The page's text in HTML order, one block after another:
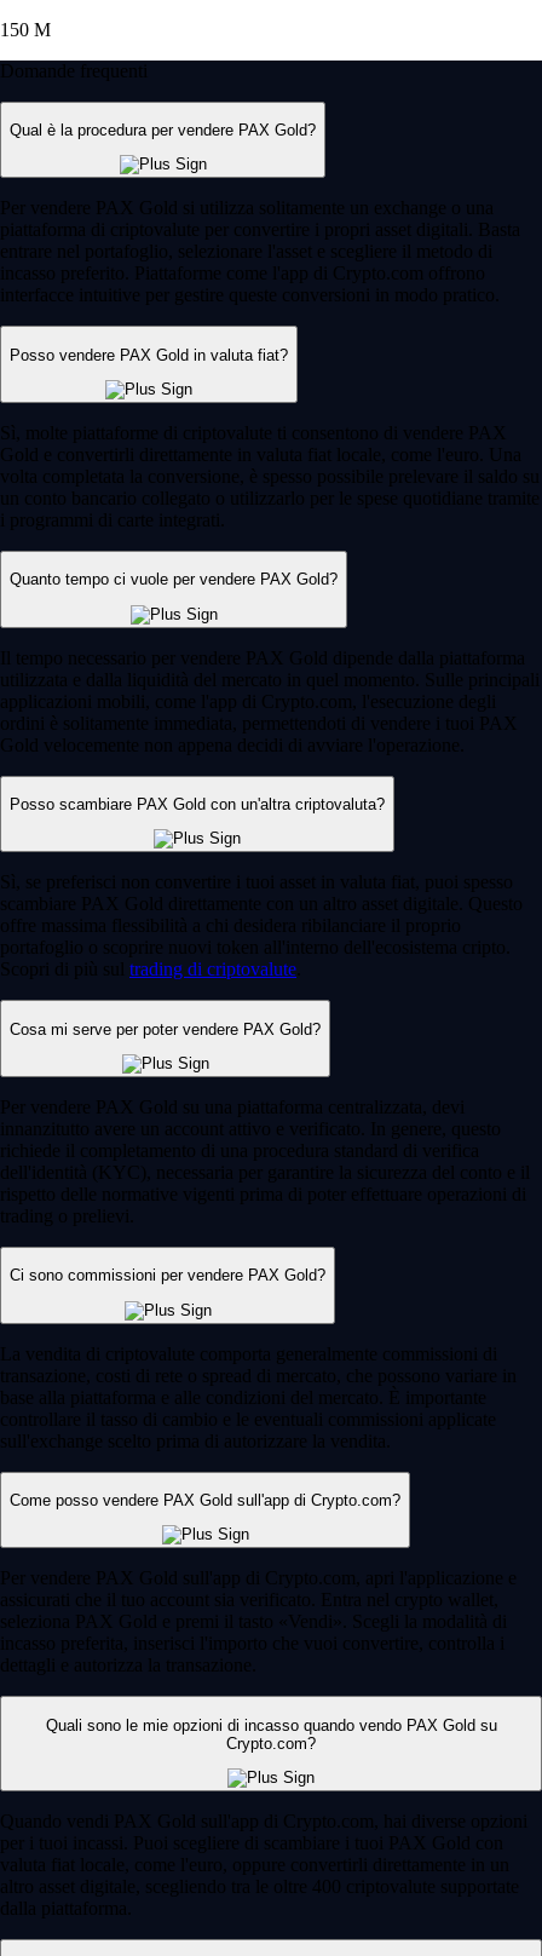
150 M
Domande frequenti
Qual è la procedura per vendere PAX Gold?
Per vendere PAX Gold si utilizza solitamente un exchange o una
piattaforma di criptovalute per convertire i propri asset digitali. Basta
entrare nel portafoglio, selezionare l'asset e scegliere il metodo di
incasso preferito. Piattaforme come l'app di Crypto.com offrono
interfacce intuitive per gestire queste conversioni in modo pratico.
Posso vendere PAX Gold in valuta fiat?
Sì, molte piattaforme di criptovalute ti consentono di vendere PAX
Gold e convertirli direttamente in valuta fiat locale, come l'euro. Una
volta completata la conversione, è spesso possibile prelevare il saldo su
un conto bancario collegato o utilizzarlo per le spese quotidiane tramite
i programmi di carte integrati.
Quanto tempo ci vuole per vendere PAX Gold?
Il tempo necessario per vendere PAX Gold dipende dalla piattaforma
utilizzata e dalla liquidità del mercato in quel momento. Sulle principali
applicazioni mobili, come l'app di Crypto.com, l'esecuzione degli
ordini è solitamente immediata, permettendoti di vendere i tuoi PAX
Gold velocemente non appena decidi di avviare l'operazione.
Posso scambiare PAX Gold con un'altra criptovaluta?
Sì, se preferisci non convertire i tuoi asset in valuta fiat, puoi spesso
scambiare PAX Gold direttamente con un altro asset digitale. Questo
offre massima flessibilità a chi desidera ribilanciare il proprio
portafoglio o scoprire nuovi token all'interno dell'ecosistema cripto.
Scopri di più sul trading di criptovalute
Cosa mi serve per poter vendere PAX Gold?
Per vendere PAX Gold su una piattaforma centralizzata, devi
innanzitutto avere un account attivo e verificato. In genere, questo
richiede il completamento di una procedura standard di verifica
dell'identità (KYC), necessaria per garantire la sicurezza del conto e il
rispetto delle normative vigenti prima di poter effettuare operazioni di
trading o prelievi.
Ci sono commissioni per vendere PAX Gold?
La vendita di criptovalute comporta generalmente commissioni di
transazione, costi di rete o spread di mercato, che possono variare in
base alla piattaforma e alle condizioni del mercato. È importante
controllare il tasso di cambio e le eventuali commissioni applicate
sull'exchange scelto prima di autorizzare la vendita.
Come posso vendere PAX Gold sull'app di Crypto.com?
Per vendere PAX Gold sull'app di Crypto.com, apri l'applicazione e
assicurati che il tuo account sia verificato. Entra nel crypto wallet,
seleziona PAX Gold e premi il tasto «Vendi». Scegli la modalità di
incasso preferita, inserisci l'importo che vuoi convertire, controlla i
dettagli e autorizza la transazione.
Quali sono le mie opzioni di incasso quando vendo PAX Gold su
Crypto.com?
Quando vendi PAX Gold sull'app di Crypto.com, hai diverse opzioni
per i tuoi incassi. Puoi scegliere di scambiare i tuoi PAX Gold con
valuta fiat locale, come l'euro, oppure convertirli direttamente in un
altro asset digitale, scegliendo tra le oltre 400 criptovalute supportate
dalla piattaforma.